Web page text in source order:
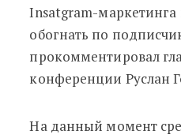
Insatgram-маркетинга
обогнать по
прокомментировал
конференции Руслан
На данный момент